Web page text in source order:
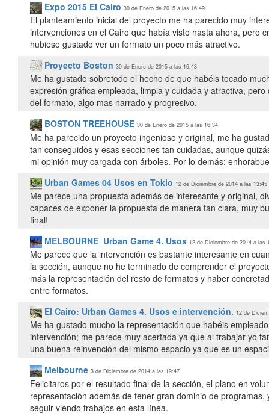
Expo 2015 El Cairo 30 de Enero de 2015 a las 16:49
El planteamiento inicial del proyecto me ha parecido muy
intervenciones en el Cairo que había visto hasta ahora, pero
hubiese gustado ver un formato un poco más atractivo.
Proyecto Boston 30 de Enero de 2015 a las 16:43
Me ha gustado sobretodo el hecho de que habéis tocado
expresión gráfica empleada, limpia y cuidada y atractiva,
del formato, algo mas narrado y progresivo.
BOSTON TREEHOUSE 30 de Enero de 2015 a las 16:34
Me ha parecido un proyecto ingenioso y original, me ha
tan conseguidos y esas secciones tan cuidadas, aunque
mi opinión muy cargada con árboles. Por lo demás;
Urban Games 04 Usos en Tokio 12 de Diciembre de 2014 a las 13:45
Me parece una propuesta además de interesante y original,
capaces de exponer la propuesta de manera tan clara, muy
final!
MELBOURNE_Urban Game 4. Usos 12 de Diciembre de 2014 a las
Me parece que la intervención es bastante interesante en
la sección, aunque no he terminado de comprender el
más la representación del resto de formatos y haber
entre formatos.
El Cairo: Urban Games 4. Usos e intervención. 12 de
Me ha gustado mucho la representación que habéis
intervención; me parece muy acertada ya que al trabajar yo
una buena reinvención del mismo espacio ya que es un
Melbourne 3 de Diciembre de 2014 a las 19:47
Felicitaros por el resultado final de la sección, el plano en
representación además de tener gran dominio de
seguir viendo trabajos en esta línea.